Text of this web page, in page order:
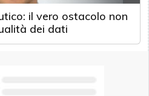
il vero ostacolo non
dei dati